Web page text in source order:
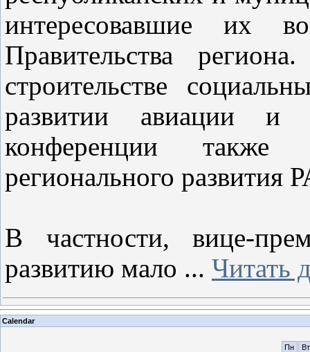
интересовавшие их
Правительства
строительстве
развитии авиации
конференции также
регионального развития
В частности, вице-
развитию мало ... Читать
Calendar
Пн Вт